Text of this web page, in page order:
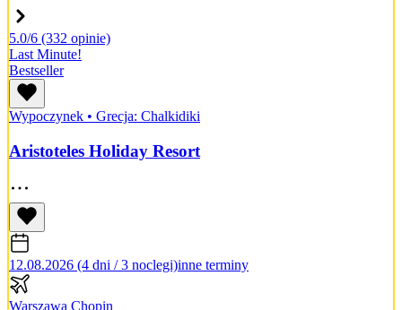
5.0/6 (332 opinie)
Last Minute!
Bestseller
Wypoczynek • Grecja: Chalkidiki
Aristoteles Holiday Resort
12.08.2026 (4 dni / 3 noclegi)inne terminy
Warszawa Chopin